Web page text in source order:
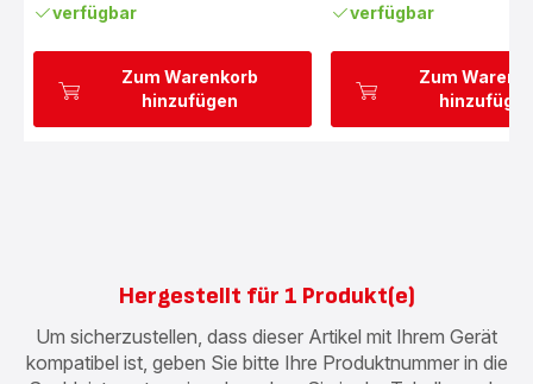
Zum Warenkorb
hinzufügen
verfügbar
Zum
verfügbar
Hergestellt für 1 Produkt(e)
Um sicherzustellen, dass dieser Artikel mit Ihrem Gerät
kompatibel ist, geben Sie bitte Ihre Produktnummer in die